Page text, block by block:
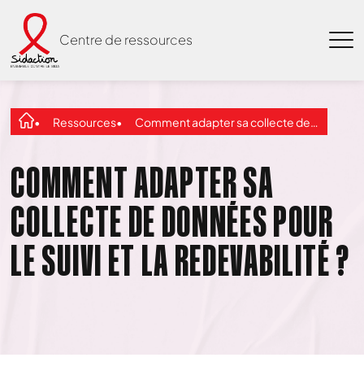
Centre de ressources
Ressources Comment adapter sa collecte de données pour le suivi et la redevabilité ?
COMMENT ADAPTER SA
COLLECTE DE DONNÉES POUR
LE SUIVI ET LA REDEVABILITÉ ?